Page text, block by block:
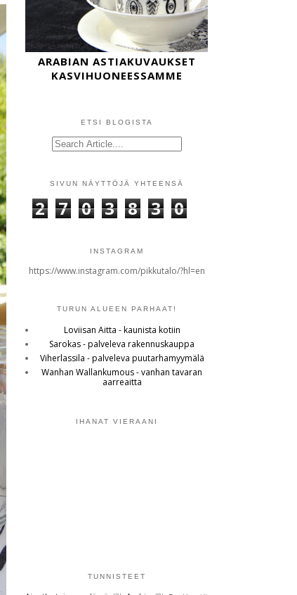
ARABIAN ASTIAKUVAUKSET
KASVIHUONEESSAMME
ETSI BLOGISTA
SIVUN NÄYTTÖJÄ YHTEENSÄ
2 7 0 3 8 3 0
INSTAGRAM
https://www.instagram.com/pikkutalo/?hl=en
TURUN ALUEEN PARHAAT!
Loviisan Aitta - kaunista kotiin
Sarokas - palveleva rakennuskauppa
Viherlassila - palveleva puutarhamyymälä
Wanhan Wallankumous - vanhan tavaran
aarreaitta
IHANAT VIERAANI
TUNNISTEET